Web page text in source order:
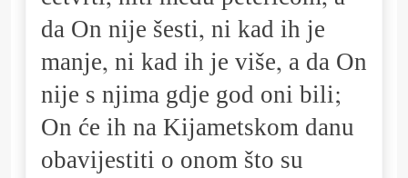
da On nije šesti, ni kad ih je
manje, ni kad ih je više, a da On
nije s njima gdje god oni bili;
On će ih na Kijametskom danu
obavijestiti o onom što su